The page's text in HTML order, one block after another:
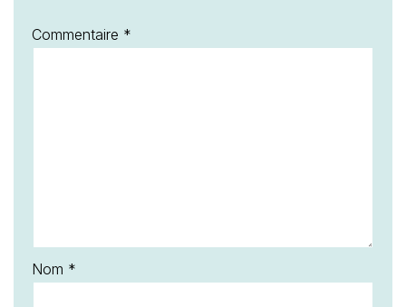
Commentaire *
Nom *